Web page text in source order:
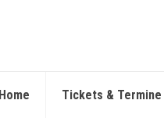
Home Tickets & Termine